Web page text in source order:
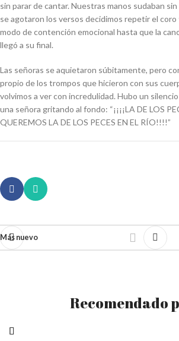
sin parar de cantar. Nuestras manos sudaban
se agotaron los versos decidimos repetir el coro
modo de contención emocional hasta que la
llegó a su final.
Las señoras se aquietaron súbitamente, pero
propio de los trompos que hicieron con sus
volvimos a ver con incredulidad. Hubo un
una señora gritando al fondo: “¡¡¡¡LA DE LOS
QUEREMOS LA DE LOS PECES EN EL RÍO!!!!”
Más nuevo
Recomendado